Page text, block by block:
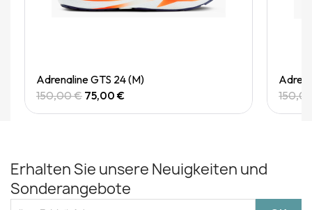
Quick View
Adrenaline GTS 24 (M)
150,00 € 75,00 €
Erhalten Sie unsere Neuigkeiten und
Sonderangebote